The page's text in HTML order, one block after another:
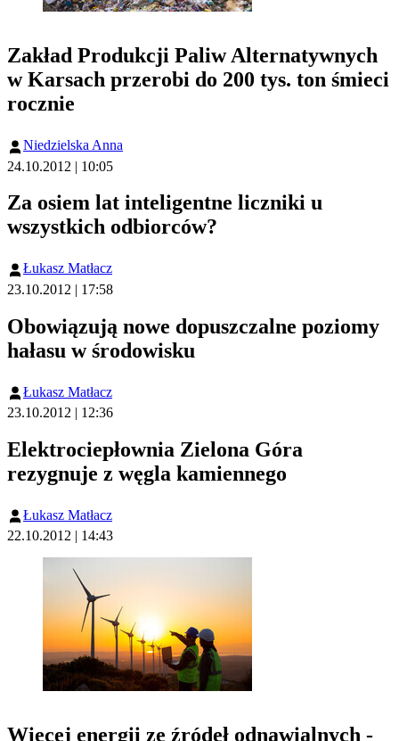
Zakład Produkcji Paliw Alternatywnych
w Karsach przerobi do 200 tys. ton śmieci
rocznie
Niedzielska Anna
24.10.2012 | 10:05
Za osiem lat inteligentne liczniki u
wszystkich odbiorców?
Łukasz Matłacz
23.10.2012 | 17:58
Obowiązują nowe dopuszczalne poziomy
hałasu w środowisku
Łukasz Matłacz
23.10.2012 | 12:36
Elektrociepłownia Zielona Góra
rezygnuje z węgla kamiennego
Łukasz Matłacz
22.10.2012 | 14:43
Więcej energii ze źródeł odnawialnych -